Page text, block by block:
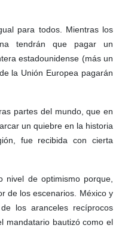
para todos. Mientras los
tendrán que pagar un
estadounidense (más un
la Unión Europea pagarán
partes del mundo, que en
un quiebre en la historia
fue recibida con cierta
nivel de optimismo porque,
de los escenarios. México y
los aranceles recíprocos
mandatario bautizó como el